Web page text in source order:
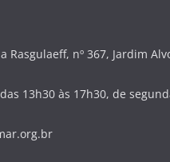
Rasgulaeff, nº 367, Jardim
13h30 às 17h30, de